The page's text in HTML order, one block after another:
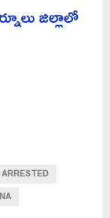
జిల్లాలో